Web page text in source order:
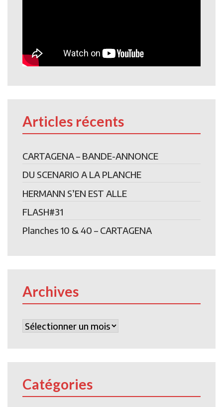
Articles récents
CARTAGENA – BANDE-ANNONCE
DU SCENARIO A LA PLANCHE
HERMANN S’EN EST ALLE
FLASH#31
Planches 10 & 40 – CARTAGENA
Archives
Archives
Catégories